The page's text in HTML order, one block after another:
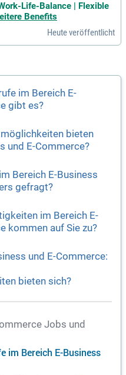
Life-Balance | Flexible
Benefits
Heute veröffentlicht
im Bereich E-
gibt es?
bieten
und E-Commerce?
Bereich E-Business
gefragt?
im Bereich E-
kommen auf Sie zu?
und E-Commerce:
bieten sich?
Jobs und
im Bereich E-Business